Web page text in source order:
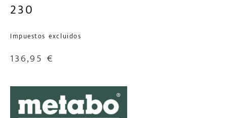
230
Impuestos excluidos
136,95€